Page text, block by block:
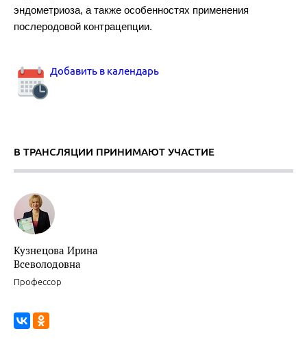
эндометриоза, а также особенностях применения
послеродовой контрацепции.
Добавить в календарь
В ТРАНСЛЯЦИИ ПРИНИМАЮТ УЧАСТИЕ
Кузнецова Ирина
Всеволодовна
Профессор